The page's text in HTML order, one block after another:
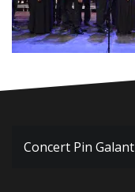
Navigation
Concert Pin Galant